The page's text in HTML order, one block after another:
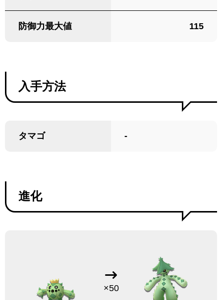
防御力最大値 115
入手方法
タマゴ -
進化
×50